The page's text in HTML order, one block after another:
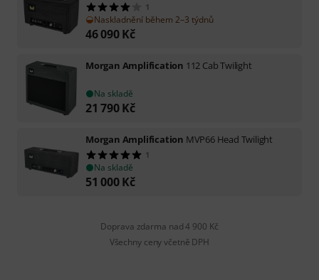
1
Naskladnění během 2–3 týdnů
46 090 Kč
Morgan Amplification 112 Cab Twilight
Na skladě
21 790 Kč
Morgan Amplification MVP66 Head Twilight
1
Na skladě
51 000 Kč
Doprava zdarma nad 4 900 Kč
Všechny ceny včetně DPH